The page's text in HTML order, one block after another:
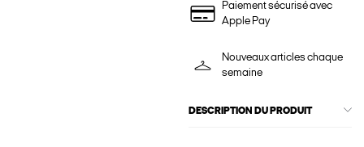
Paiement sécurisé avec
Apple Pay
Nouveaux articles chaque
semaine
DESCRIPTION DU PRODUIT